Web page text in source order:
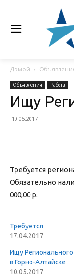
Домой
Объявления Работа
Ищу
10.05.2017
Требуется
Обязательно
000,00 р.
Требуется
17.04.2017
Ищу Регионального
в Горно-Алтайске
10.05.2017